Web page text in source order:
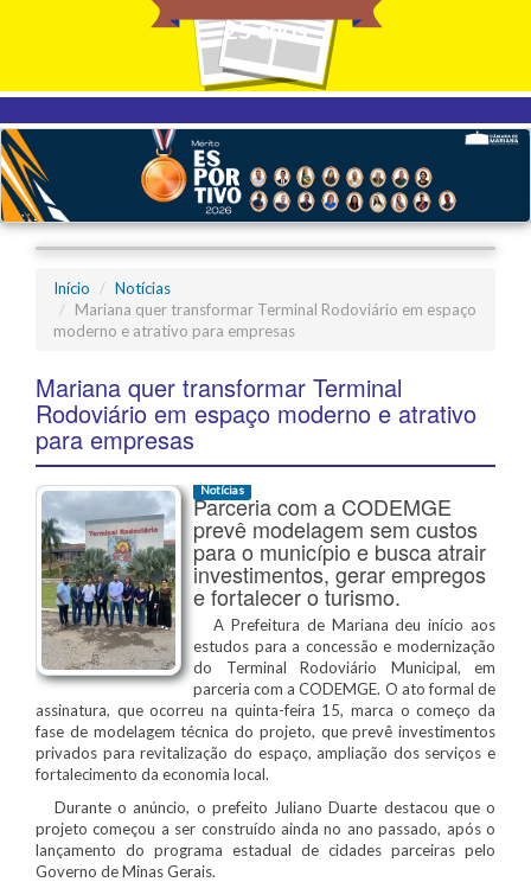
25 anos
Início
Notícias
Mariana quer transformar Terminal Rodoviário em espaço
moderno e atrativo para empresas
Mariana quer transformar Terminal
Rodoviário em espaço moderno e atrativo
para empresas
Notícias
Parceria com a CODEMGE
prevê modelagem sem custos
para o município e busca atrair
investimentos, gerar empregos
e fortalecer o turismo.
A Prefeitura de Mariana deu início aos
estudos para a concessão e modernização
do Terminal Rodoviário Municipal, em
parceria com a CODEMGE. O ato formal de
assinatura, que ocorreu na quinta-feira 15, marca o começo da
fase de modelagem técnica do projeto, que prevê investimentos
privados para revitalização do espaço, ampliação dos serviços e
fortalecimento da economia local.
Durante o anúncio, o prefeito Juliano Duarte destacou que o
projeto começou a ser construído ainda no ano passado, após o
lançamento do programa estadual de cidades parceiras pelo
Governo de Minas Gerais.